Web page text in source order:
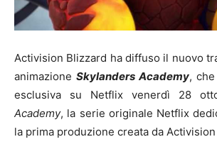
Activision Blizzard ha diffuso il nuovo
animazioneSkylanders Academy,
esclusiva su Netflix venerdì 28
Academy, la serie originale Netflix
la prima produzione creata da